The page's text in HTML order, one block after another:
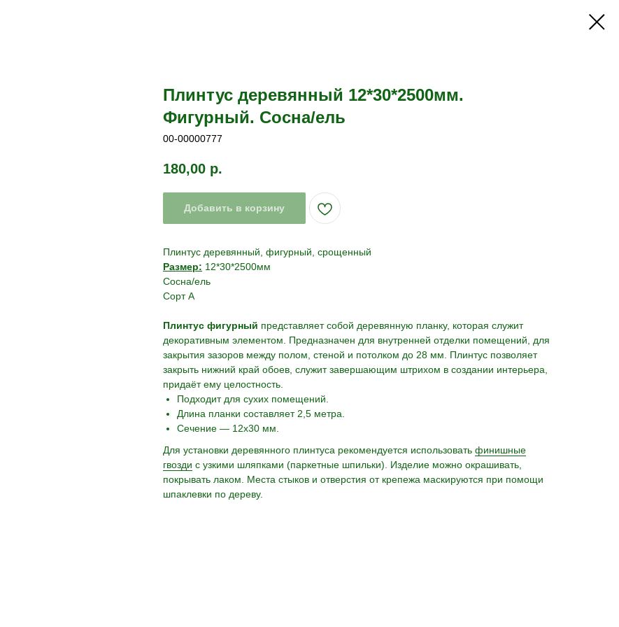
Плинтус деревянный 12*30*2500мм.
Фигурный. Сосна/ель
00-00000777
180,00 р.
Добавить в корзину
Плинтус деревянный, фигурный, срощенный
Размер: 12*30*2500мм
Сосна/ель
Сорт А
Плинтус фигурный представляет собой деревянную планку, которая служит
декоративным элементом. Предназначен для внутренней отделки помещений, для
закрытия зазоров между полом, стеной и потолком до 28 мм. Плинтус позволяет
закрыть нижний край обоев, служит завершающим штрихом в создании интерьера,
придаёт ему целостность.
Подходит для сухих помещений.
Длина планки составляет 2,5 метра.
Сечение — 12х30 мм.
Для установки деревянного плинтуса рекомендуется использовать финишные
гвозди с узкими шляпками (паркетные шпильки). Изделие можно окрашивать,
покрывать лаком. Места стыков и отверстия от крепежа маскируются при помощи
шпаклевки по дереву.